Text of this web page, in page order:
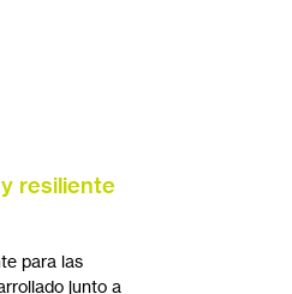
resiliente
para las
junto a